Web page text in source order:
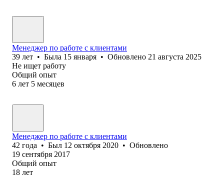
Менеджер по работе с клиентами
39 лет • Была 15 января • Обновлено 21 августа 2025
Не ищет работу
Общий опыт
6 лет 5 месяцев
Менеджер по работе с клиентами
42 года • Был 12 октября 2020 • Обновлено
19 сентября 2017
Общий опыт
18 лет